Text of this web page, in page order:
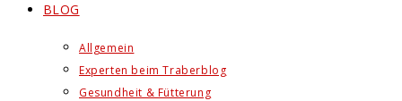
BLOG
Allgemein
Experten beim Traberblog
Gesundheit & Fütterung